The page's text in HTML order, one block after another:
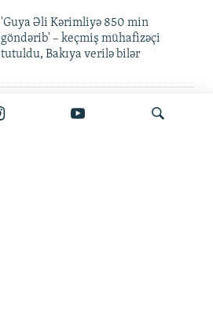
'Guya Əli Kərimliyə 850 min
göndərib' – keçmiş mühafizəçi
tutuldu, Bakıya verilə bilər
Elvin Mustafayev azadlıqda:
'Milyonluq yox, minlik korrupsiya